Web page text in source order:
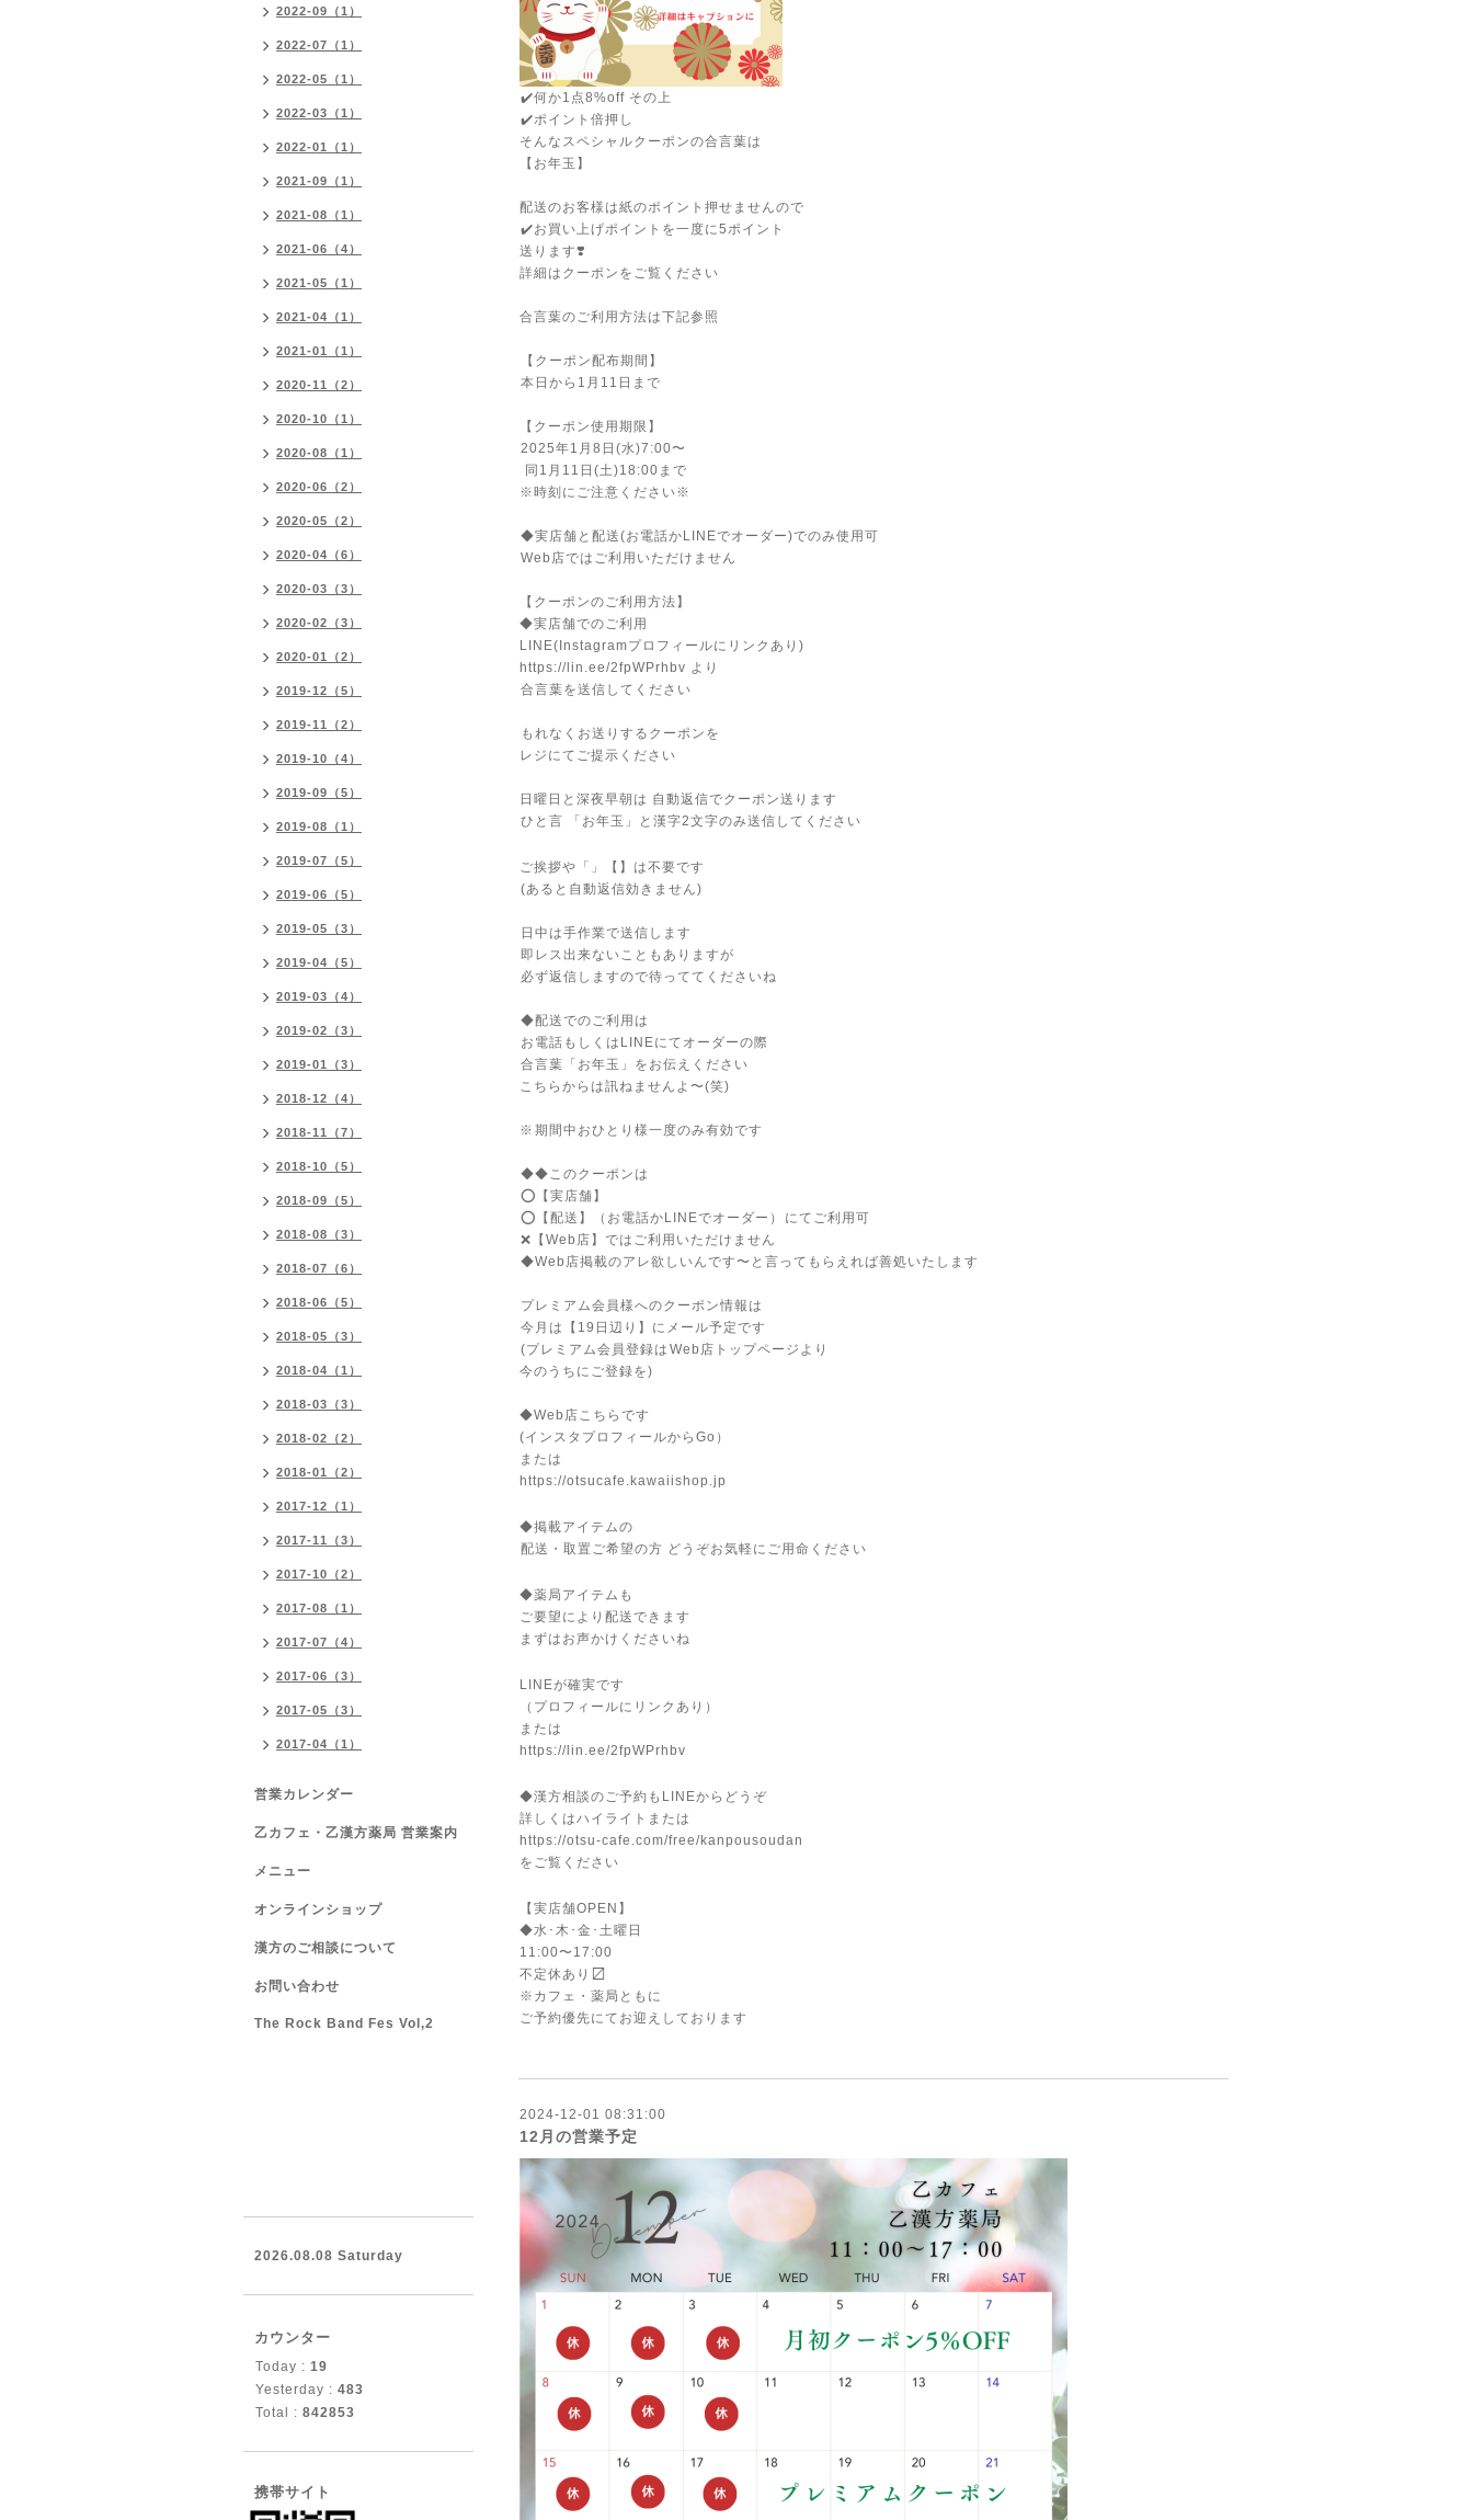
⁡✔️何か1点8%off その上
⁡✔️ポイント倍押し
そんなスペシャルクーポンの合言葉は
【お年玉】
配送のお客様は紙のポイント押せませんので
⁡✔️お買い上げポイントを一度に5ポイント
送ります❣️
詳細はクーポンをご覧ください
合言葉のご利用方法は下記参照
⁡【クーポン配布期間】
⁡本日から1月11日まで
【クーポン使用期限】
⁡2025年1月8日(水)7:00〜⁡
⁡ 同1月11日(土)18:00まで⁡
※時刻にご注意ください※
⁡◆実店舗と配送(お電話かLINEでオーダー)でのみ使用可⁡
⁡Web店ではご利用いただけません
【クーポンのご利用方法】⁡
◆実店舗でのご利用
LINE(Instagramプロフィールにリンクあり)
https://lin.ee/2fpWPrhbv より
⁡合言葉を送信してください⁡⁡
⁡もれなくお送りするクーポンを
レジにてご提示ください
日曜日と深夜早朝は 自動返信でクーポン送ります
⁡ひと言 「お年玉」と漢字2文字のみ送信してください⁡⁡
ご挨拶や「」【】は不要です⁡
⁡(あると自動返信効きません)
⁡日中は手作業で送信します
⁡即レス出来ないこともありますが⁡
⁡必ず返信しますので待っててくださいね
⁡◆配送でのご利用は⁡
⁡お電話もしくはLINEにてオーダーの際⁡
⁡合言葉「お年玉」をお伝えください⁡⁡⁡⁡
こちらからは訊ねませんよ〜(笑)
※⁡期間中おひとり様一度のみ有効です
⁡◆◆このクーポンは⁡
⁡️⭕️【実店舗】⁡
⁡️⭕️【配送】（お電話かLINEでオーダー）⁡にてご利用可⁡
⁡❌【Web店】ではご利用いただけません⁡
⁡◆Web店掲載のアレ欲しいんです〜と言ってもらえれば善処いたします
⁡プレミアム会員様へのクーポン情報は⁡
⁡今月は【19日辺り】にメール予定です⁡⁡
⁡(プレミアム会員登録は⁡Web店トップページより⁡
今のうちにご登録を)
◆Web店こちらです
(インスタプロフィールからGo）
または
https://otsucafe.kawaiishop.jp
◆掲載アイテムの⁡
⁡配送・取置ご希望の方 どうぞお気軽にご用命ください
◆薬局アイテムも
ご要望により配送できます
まずはお声かけくださいね
LINEが確実です
（プロフィールにリンクあり）
または
https://lin.ee/2fpWPrhbv
◆漢方相談のご予約もLINEからどうぞ
詳しくはハイライトまたは
https://otsu-cafe.com/free/kanpousoudan
をご覧ください
【実店舗OPEN】
◆水･木･金･土曜日
11:00〜17:00
不定休あり⁡〼
※カフェ・薬局ともに
ご予約優先にてお迎えしております
2024-12-01 08:31:00
12月の営業予定
2022-09（1）
2022-07（1）
2022-05（1）
2022-03（1）
2022-01（1）
2021-09（1）
2021-08（1）
2021-06（4）
2021-05（1）
2021-04（1）
2021-01（1）
2020-11（2）
2020-10（1）
2020-08（1）
2020-06（2）
2020-05（2）
2020-04（6）
2020-03（3）
2020-02（3）
2020-01（2）
2019-12（5）
2019-11（2）
2019-10（4）
2019-09（5）
2019-08（1）
2019-07（5）
2019-06（5）
2019-05（3）
2019-04（5）
2019-03（4）
2019-02（3）
2019-01（3）
2018-12（4）
2018-11（7）
2018-10（5）
2018-09（5）
2018-08（3）
2018-07（6）
2018-06（5）
2018-05（3）
2018-04（1）
2018-03（3）
2018-02（2）
2018-01（2）
2017-12（1）
2017-11（3）
2017-10（2）
2017-08（1）
2017-07（4）
2017-06（3）
2017-05（3）
2017-04（1）
営業カレンダー
乙カフェ・乙漢方薬局 営業案内
メニュー
オンラインショップ
漢方のご相談について
お問い合わせ
The Rock Band Fes Vol,2
2026.08.08 Saturday
カウンター
Today : 19
Yesterday : 483
Total : 842853
携帯サイト